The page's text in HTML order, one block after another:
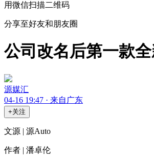
用微信扫描二维码
分享至好友和朋友圈
公司改名后第一款
源媒汇
04-16 19:47 · 来自广东
+关注
文源 | 源Auto
作者 | 潘卓伦